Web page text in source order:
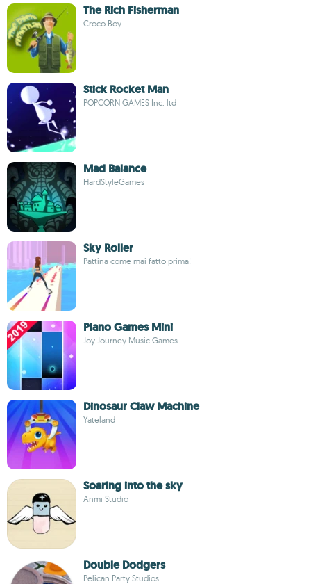
The Rich Fisherman
Croco Boy
Stick Rocket Man
POPCORN GAMES Inc. ltd
Mad Balance
HardStyleGames
Sky Roller
Pattina come mai fatto prima!
Piano Games Mini
Joy Journey Music Games
Dinosaur Claw Machine
Yateland
Soaring into the sky
Anmi Studio
Double Dodgers
Pelican Party Studios